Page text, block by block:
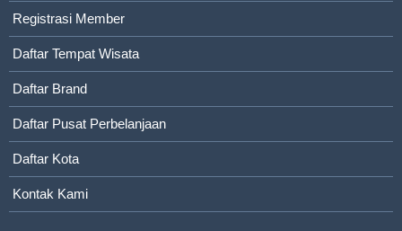
Registrasi Member
Daftar Tempat Wisata
Daftar Brand
Daftar Pusat Perbelanjaan
Daftar Kota
Kontak Kami